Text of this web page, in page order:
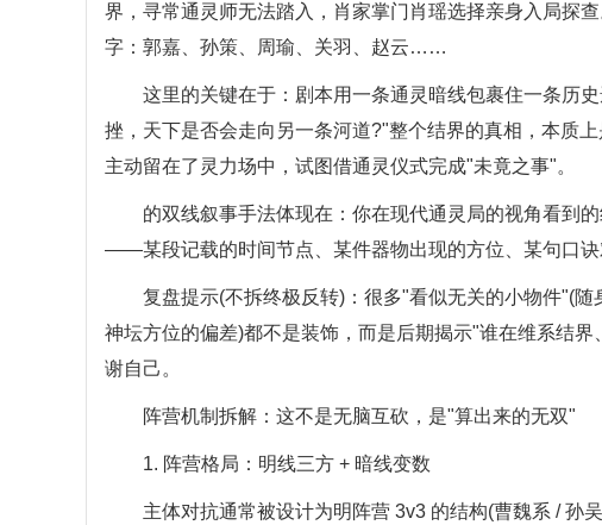
界，寻常通灵师无法踏入，肖家掌门肖瑶选择亲身入局探
字：郭嘉、孙策、周瑜、关羽、赵云……
这里的关键在于：剧本用一条通灵暗线包裹住一条历
挫，天下是否会走向另一条河道?"整个结界的真相，本质
主动留在了灵力场中，试图借通灵仪式完成"未竟之事"。
的双线叙事手法体现在：你在现代通灵局的视角看到的
——某段记载的时间节点、某件器物出现的方位、某句口诀
复盘提示(不拆终极反转)：很多"看似无关的小物件"(随
神坛方位的偏差)都不是装饰，而是后期揭示"谁在维系结
谢自己。
阵营机制拆解：这不是无脑互砍，是"算出来的无双"
1. 阵营格局：明线三方 + 暗线变数
主体对抗通常被设计为明阵营 3v3 的结构(曹魏系 / 孙